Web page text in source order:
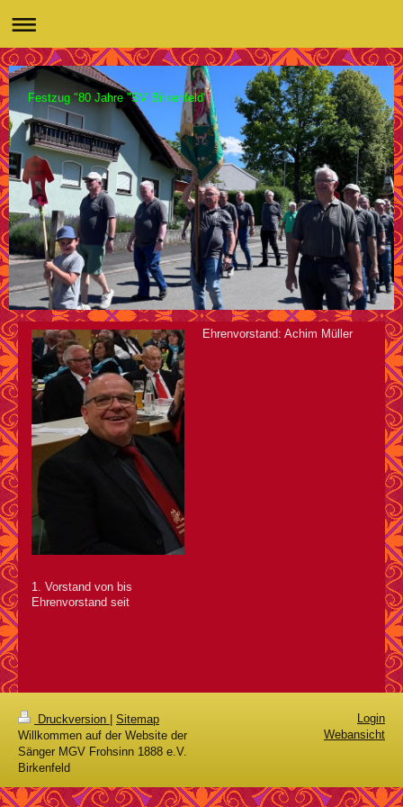
Festzug "80 Jahre "SV Birkenfeld"
Ehrenvorstand: Achim Müller
1. Vorstand von bis
Ehrenvorstand seit
Druckversion
Sitemap
Willkommen auf der Website der
Sänger MGV Frohsinn 1888 e.V.
Birkenfeld
Login
Webansicht